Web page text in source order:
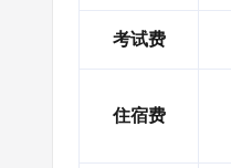
考试费
住宿费